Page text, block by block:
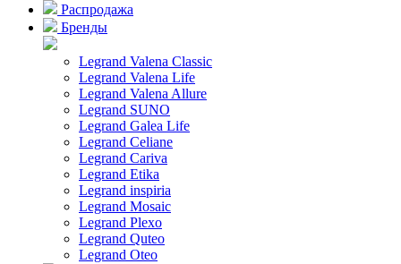
Распродажа
Бренды
Legrand Valena Classic
Legrand Valena Life
Legrand Valena Allure
Legrand SUNO
Legrand Galea Life
Legrand Celiane
Legrand Cariva
Legrand Etika
Legrand inspiria
Legrand Mosaic
Legrand Plexo
Legrand Quteo
Legrand Oteo